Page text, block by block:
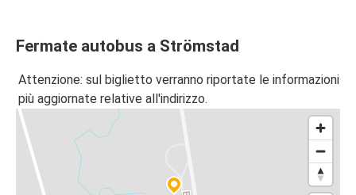
Fermate autobus a Strömstad
Attenzione: sul biglietto verranno riportate le informazioni
più aggiornate relative all'indirizzo.